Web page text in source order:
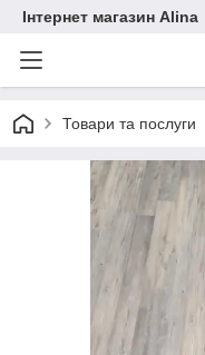
Інтернет магазин Alina
Товари та послуги